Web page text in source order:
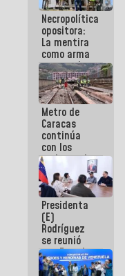
escombros
en La Guaira
Necropolítica
opositora:
La mentira
como arma
contra el
Pueblo
Metro de
Caracas
continúa
con los
trabajos de
mantenimiento
e inspección
en la Línea 2
Presidenta
(E)
Rodríguez
se reunió
con Estado
Mayor